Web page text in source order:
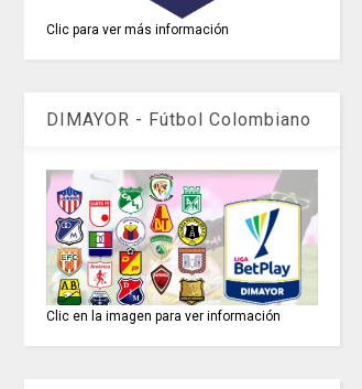
Clic para ver más información
DIMAYOR - Fútbol Colombiano
Clic en la imagen para ver información